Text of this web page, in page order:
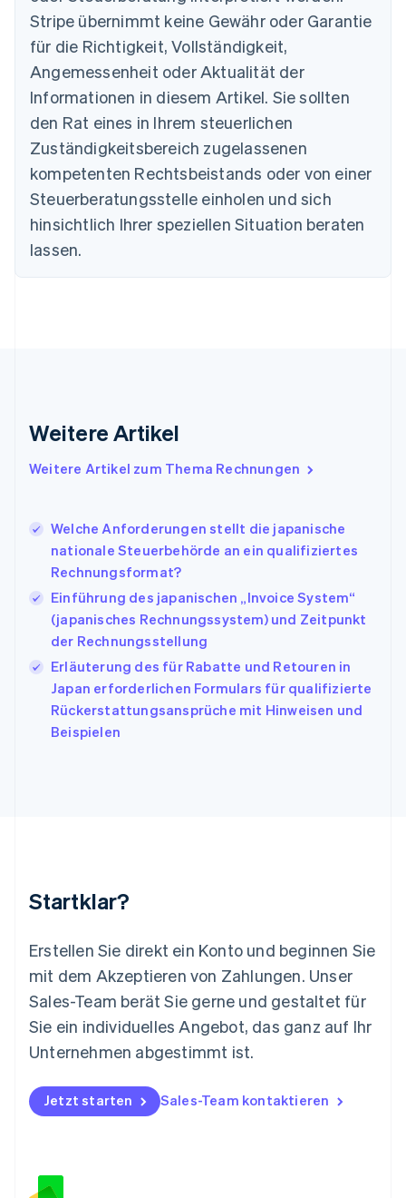
Stripe übernimmt keine Gewähr oder Garantie
für die Richtigkeit, Vollständigkeit,
Angemessenheit oder Aktualität der
Informationen in diesem Artikel. Sie sollten
den Rat eines in Ihrem steuerlichen
Zuständigkeitsbereich zugelassenen
kompetenten Rechtsbeistands oder von einer
Steuerberatungsstelle einholen und sich
hinsichtlich Ihrer speziellen Situation beraten
lassen.
Weitere Artikel
Weitere Artikel zum Thema Rechnungen
Welche Anforderungen stellt die japanische
nationale Steuerbehörde an ein qualifiziertes
Rechnungsformat?
Einführung des japanischen „Invoice System“
(japanisches Rechnungssystem) und Zeitpunkt
der Rechnungsstellung
Erläuterung des für Rabatte und Retouren in
Japan erforderlichen Formulars für qualifizierte
Rückerstattungsansprüche mit Hinweisen und
Beispielen
Startklar?
Erstellen Sie direkt ein Konto und beginnen Sie
mit dem Akzeptieren von Zahlungen. Unser
Sales-Team berät Sie gerne und gestaltet für
Sie ein individuelles Angebot, das ganz auf Ihr
Unternehmen abgestimmt ist.
Jetzt starten Sales-Team kontaktieren
English
Belgien
NederlandsFrançais DeutschEnglish
Brasilien
Bulgarien
English
Dänemark
English
Deutschland
DeutschEnglish
English
Festlandchina
Indien
Irland
ItalianoEnglish
Japan
日本語
EnglishFrançais
Kroatien
EnglishItaliano
English
Liechtenstein
DeutschEnglish
Litauen
Español English
Niederlande
NederlandsEnglish
English
Österreich
Deutsch
Polen
Portugal
PortuguêsEnglish
Schweden